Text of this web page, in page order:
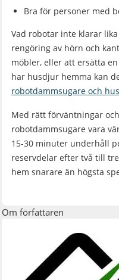
Bra för personer med
Vad robotar inte klarar
rengöring av hörn och
möbler, eller att ersätta
har husdjur hemma kan
robotdammsugare och
Med rätt förväntningar
robotdammsugare vara
15-30 minuter underhåll
reservdelar efter två till
hem snarare än högsta
Om författaren